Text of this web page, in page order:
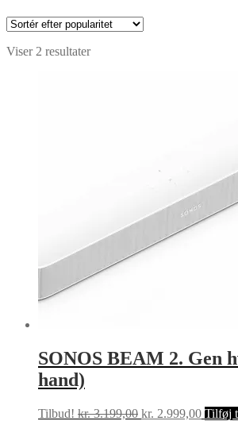
Viser 2 resultaterSorteret
SONOS BEAM 2. Gen
hand)
Tilbud! kr.3.199,00 Den
kr. 2.999,00Den
Tilføj